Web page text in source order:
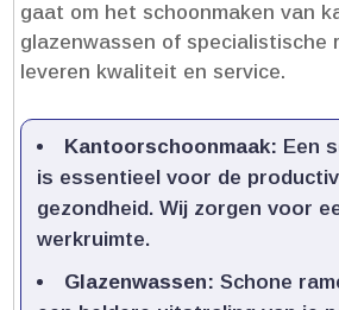
gaat om het schoonmaken van
glazenwassen of specialistische
leveren kwaliteit en service.​
Kantoorschoonmaak: Een
is essentieel voor de
gezondheid.​ Wij zorgen voor
werkruimte.​
Glazenwassen: Schone